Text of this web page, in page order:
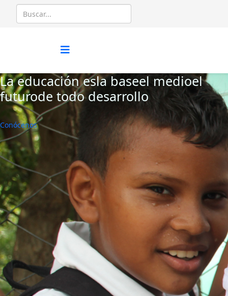
La educación esla baseel medioel
futurode todo desarrollo
Conócenos